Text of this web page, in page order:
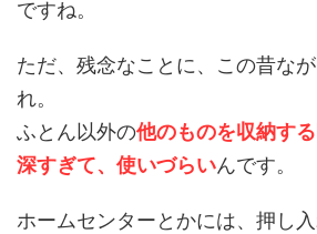
ですね。
ただ、残念なことに、この昔な
れ。
ふとん以外の他のものを収納す
深すぎて、使いづらいんです。
ホームセンターとかには、押し